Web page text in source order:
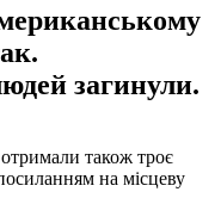
загинули.
також троє
на місцеву